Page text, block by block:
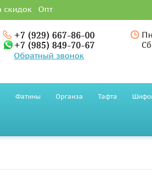
скидок Опт
+7 (929) 667-86-00
+7 (985) 849-70-67
Обратный звонок
Фатины Органза Тафта